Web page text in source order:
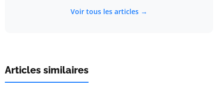
Voir tous les articles →
Articles similaires